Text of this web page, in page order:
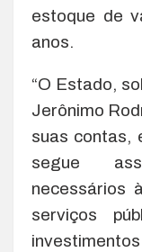
estoque de
anos.
“O Estado,
Jerônimo
suas contas,
segue
necessários
serviços